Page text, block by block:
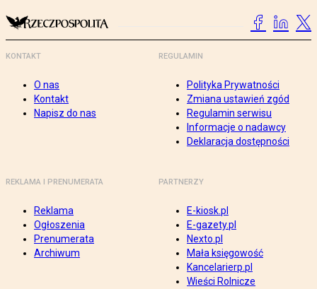
KONTAKT
O nas
Kontakt
Napisz do nas
REGULAMIN
Polityka Prywatności
Zmiana ustawień zgód
Regulamin serwisu
Informacje o nadawcy
Deklaracja dostępności
REKLAMA I PRENUMERATA
Reklama
Ogłoszenia
Prenumerata
Archiwum
PARTNERZY
E-kiosk.pl
E-gazety.pl
Nexto.pl
Mała księgowość
Kancelarierp.pl
Wieści Rolnicze